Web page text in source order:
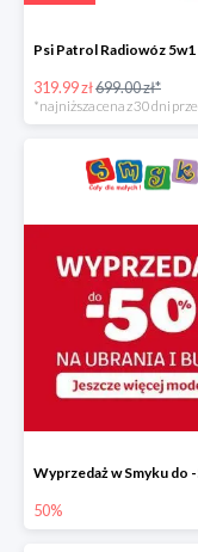
319.99 zł699.00 zł*
50%